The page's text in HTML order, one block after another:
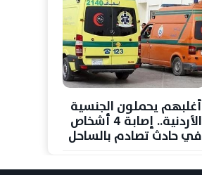
أغلبهم يحملون الجنسية
الأردنية.. إصابة 4 أشخاص
في حادث تصادم بالساحل